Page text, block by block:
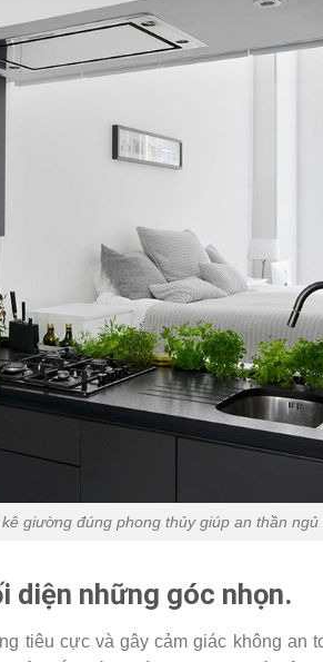
giường đúng phong thủy giúp an thần ngủ
diện những góc nhọn.
tiêu cực và gây cảm giác không an